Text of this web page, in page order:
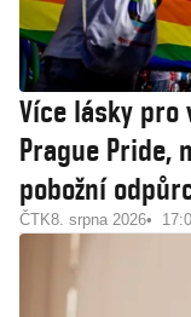
Více lásky pro
Prague Pride,
pobožní
ČTK8. srpna 2026